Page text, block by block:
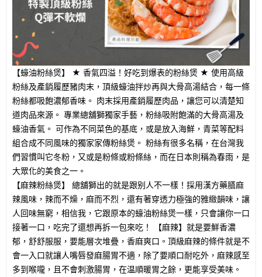
【蠔油粉絲煲】 ★ 香氣四溢！好吃到爆表的粉絲煲 ★ 使用高級
粉絲及產銷履歷豬肉末，頂級蠔油拌炒再與大骨高湯結合，每一條
粉絲都吸飽濃郁香味。 肉末採用產銷履歷肉品，讓您可以清楚知
道肉品來源。 專業總舖獅獨家手藝，粉絲吸附飽滿的大骨高湯及
蠔油香氣。 可作為不同菜色的基底，或是放入海鮮，青菜等配料
組合成不同風味的獨家家傳粉絲煲。 粉絲有很多名稱，在台灣我
們習慣叫它冬粉，又或是粉條或粉條絲，而在日本則稱為春雨，是
大眾化的美食之一。
【麻辣粉絲煲】 總舖獅出的就是跟别人不一樣！採用漢方藥膳麻
辣風味，辣而不燥，麻而不烈，還有著穿透力極強的雅緻韻味，讓
人回味無窮，相信我，它跟原本的蠔油粉絲煲一樣，只會讓你一口
接著一口，吃完了還想再拆一包來吃！ 【麻辣】就是要鮮香濃
郁，舒舒服服，要能層次堆疊，香麻爽口。頂級麻辣的條件就是不
會一入口就讓人嘴唇發麻腸胃不適，除了要順口耐吃外，麻辣感至
多到喉嚨，且不會刺激腸胃，在温順暖胃之餘，更能享受美味。